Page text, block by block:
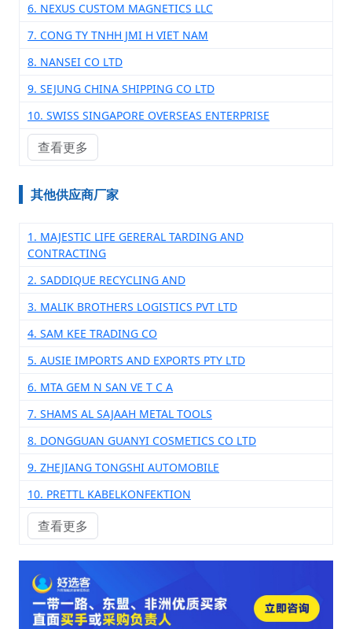
6. NEXUS CUSTOM MAGNETICS LLC
7. CONG TY TNHH JMI H VIET NAM
8. NANSEI CO LTD
9. SEJUNG CHINA SHIPPING CO LTD
10. SWISS SINGAPORE OVERSEAS ENTERPRISE
查看更多
其他供应商厂家
1. MAJESTIC LIFE GERERAL TARDING AND
CONTRACTING
2. SADDIQUE RECYCLING AND
3. MALIK BROTHERS LOGISTICS PVT LTD
4. SAM KEE TRADING CO
5. AUSIE IMPORTS AND EXPORTS PTY LTD
6. MTA GEM N SAN VE T C A
7. SHAMS AL SAJAAH METAL TOOLS
8. DONGGUAN GUANYI COSMETICS CO LTD
9. ZHEJIANG TONGSHI AUTOMOBILE
10. PRETTL KABELKONFEKTION
查看更多